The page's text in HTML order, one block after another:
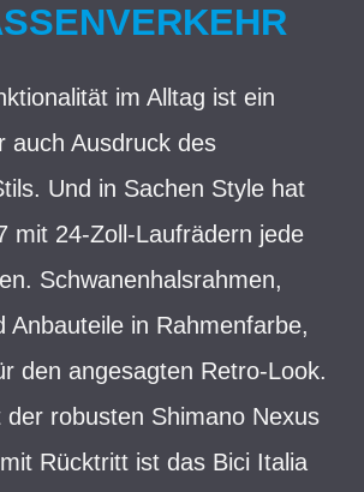
im Alltag ist ein
auch Ausdruck des
Und in Sachen Style hat
mit 24-Zoll-Laufrädern jede
Schwanenhalsrahmen,
Anbauteile in Rahmenfarbe,
den angesagten Retro-Look.
der robusten Shimano Nexus
Rücktritt ist das Bici Italia